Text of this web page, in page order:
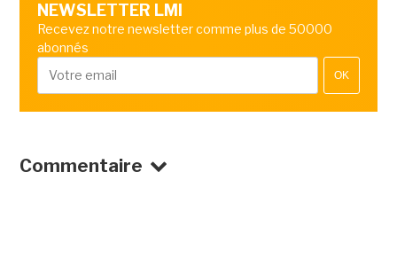
NEWSLETTER LMI
Recevez notre newsletter comme plus de 50000
abonnés
OK
Commentaire